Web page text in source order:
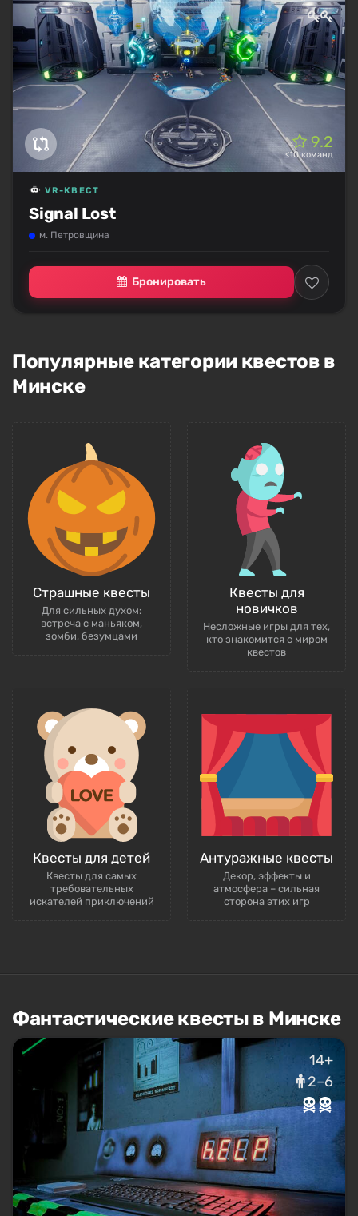
9.2
<10 команд
Signal Lost
VR-КВЕСТ
м. Петровщина
Бронировать
Популярные категории квестов в
Минске
Страшные квесты
Для сильных духом:
встреча с маньяком,
зомби, безумцами
Квесты для
новичков
Несложные игры для тех,
кто знакомится с миром
квестов
Квесты для детей
Квесты для самых
требовательных
искателей приключений
Антуражные квесты
Декор, эффекты и
атмосфера – сильная
сторона этих игр
Фантастические квесты в Минске
14+
2–6